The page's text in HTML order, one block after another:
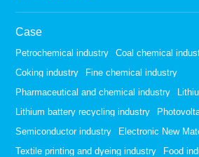
Case
Petrochemical industry
Coal chemical
Coking industry
Fine chemical industry
Pharmaceutical and chemical industry
Lithium battery recycling industry
Semiconductor industry
Electronic New
Textile printing and dyeing industry
Food